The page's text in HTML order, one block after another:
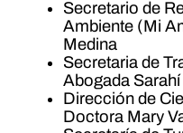
Secretario de
Ambiente (Mi
Medina
Secretaria de
Abogada
Dirección de
Doctora Mary